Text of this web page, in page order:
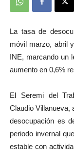
La tasa de
móvil marzo, abril
INE, marcando un
aumento en 0,6%
El Seremi del
Claudio Villanueva,
desocupación es
periodo invernal
estable con